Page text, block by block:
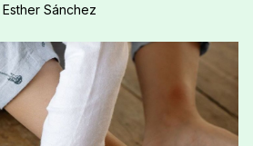
Esther Sánchez